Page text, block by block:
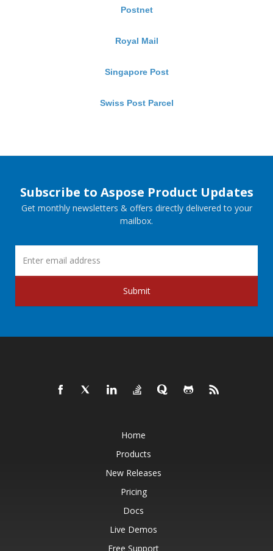
Postnet
Royal Mail
Singapore Post
Swiss Post Parcel
Subscribe to Aspose Product Updates
Get monthly newsletters & offers directly delivered to your
mailbox.
Submit
Home
Products
New Releases
Pricing
Docs
Live Demos
Free Support